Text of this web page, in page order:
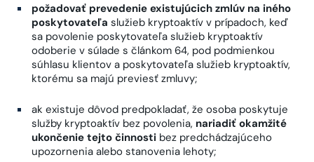
požadovať prevedenie existujúcich zmlúv na iného
poskytovateľa služieb kryptoaktív v prípadoch, keď
sa povolenie poskytovateľa služieb kryptoaktív
odoberie v súlade s článkom 64, pod podmienkou
súhlasu klientov a poskytovateľa služieb kryptoaktív,
ktorému sa majú previesť zmluvy;
ak existuje dôvod predpokladať, že osoba poskytuje
služby kryptoaktív bez povolenia, nariadiť okamžité
ukončenie tejto činnosti bez predchádzajúceho
upozornenia alebo stanovenia lehoty;